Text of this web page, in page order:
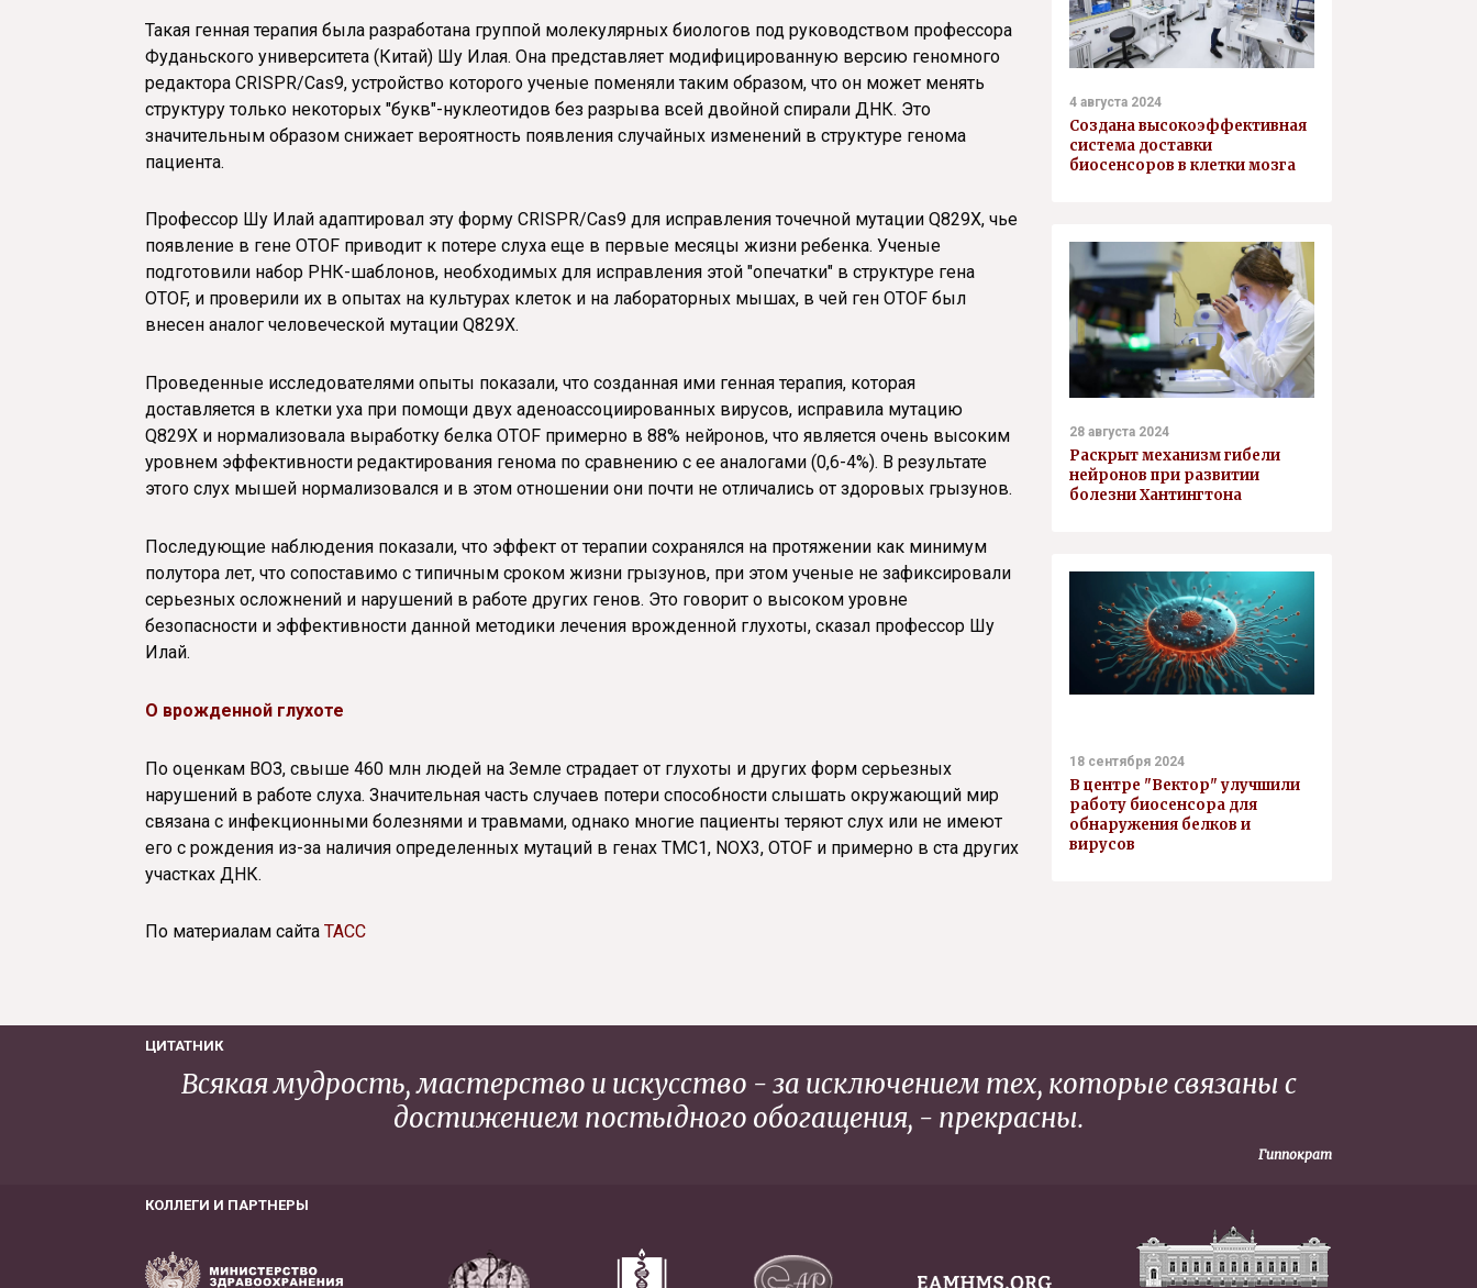
Такая генная терапия была разработана группой молекулярных биологов под руководством профессора
Фуданьского университета (Китай) Шу Илая. Она представляет модифицированную версию геномного
редактора CRISPR/Cas9, устройство которого ученые поменяли таким образом, что он может менять
структуру только некоторых "букв"-нуклеотидов без разрыва всей двойной спирали ДНК. Это
значительным образом снижает вероятность появления случайных изменений в структуре генома
пациента.
Профессор Шу Илай адаптировал эту форму CRISPR/Cas9 для исправления точечной мутации Q829X, чье
появление в гене OTOF приводит к потере слуха еще в первые месяцы жизни ребенка. Ученые
подготовили набор РНК-шаблонов, необходимых для исправления этой "опечатки" в структуре гена
OTOF, и проверили их в опытах на культурах клеток и на лабораторных мышах, в чей ген OTOF был
внесен аналог человеческой мутации Q829X.
Проведенные исследователями опыты показали, что созданная ими генная терапия, которая
доставляется в клетки уха при помощи двух аденоассоциированных вирусов, исправила мутацию
Q829X и нормализовала выработку белка OTOF примерно в 88% нейронов, что является очень высоким
уровнем эффективности редактирования генома по сравнению с ее аналогами (0,6-4%). В результате
этого слух мышей нормализовался и в этом отношении они почти не отличались от здоровых грызунов.
Последующие наблюдения показали, что эффект от терапии сохранялся на протяжении как минимум
полутора лет, что сопоставимо с типичным сроком жизни грызунов, при этом ученые не зафиксировали
серьезных осложнений и нарушений в работе других генов. Это говорит о высоком уровне
безопасности и эффективности данной методики лечения врожденной глухоты, сказал профессор Шу
Илай.
О врожденной глухоте
По оценкам ВОЗ, свыше 460 млн людей на Земле страдает от глухоты и других форм серьезных
нарушений в работе слуха. Значительная часть случаев потери способности слышать окружающий мир
связана с инфекционными болезнями и травмами, однако многие пациенты теряют слух или не имеют
его с рождения из-за наличия определенных мутаций в генах TMC1, NOX3, OTOF и примерно в ста других
участках ДНК.
По материалам сайта ТАСС
4 августа 2024
Создана высокоэффективная
система доставки
биосенсоров в клетки мозга
28 августа 2024
Раскрыт механизм гибели
нейронов при развитии
болезни Хантингтона
18 сентября 2024
В центре "Вектор" улучшили
работу биосенсора для
обнаружения белков и
вирусов
ЦИТАТНИК
Всякая мудрость, мастерство и искусство - за исключением тех, которые связаны с
достижением постыдного обогащения, - прекрасны.
Гиппократ
КОЛЛЕГИ И ПАРТНЕРЫ